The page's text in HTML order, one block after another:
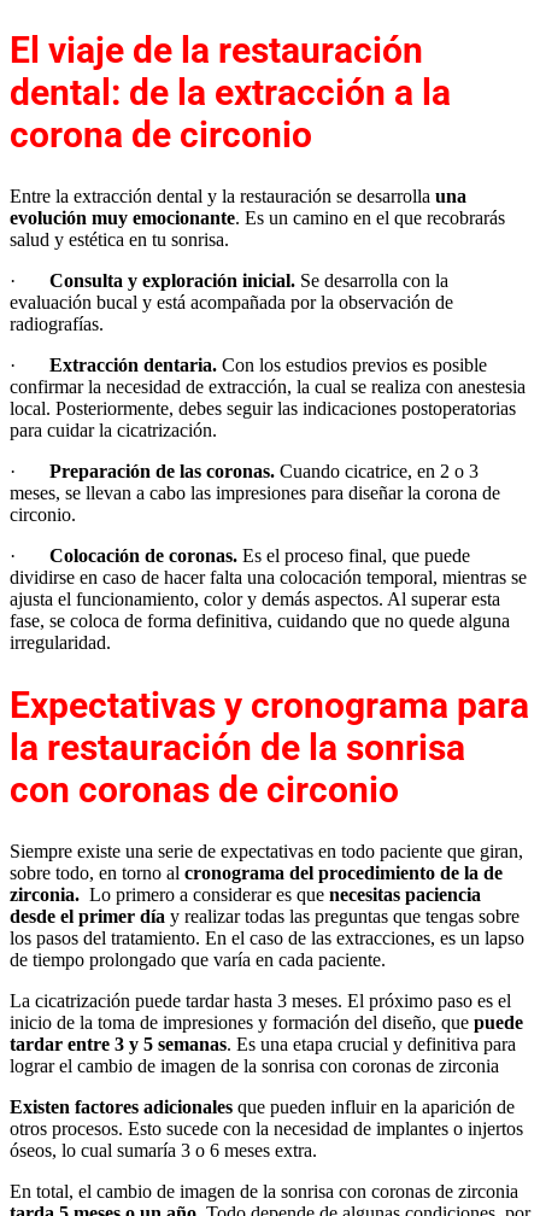
El viaje de la restauración
dental: de la extracción a la
corona de circonio
Entre la extracción dental y la restauración se desarrolla una
evolución muy emocionante. Es un camino en el que recobrarás
salud y estética en tu sonrisa.
· Consulta y exploración inicial. Se desarrolla con la
evaluación bucal y está acompañada por la observación de
radiografías.
· Extracción dentaria. Con los estudios previos es posible
confirmar la necesidad de extracción, la cual se realiza con anestesia
local. Posteriormente, debes seguir las indicaciones postoperatorias
para cuidar la cicatrización.
· Preparación de las coronas. Cuando cicatrice, en 2 o 3
meses, se llevan a cabo las impresiones para diseñar la corona de
circonio.
· Colocación de coronas. Es el proceso final, que puede
dividirse en caso de hacer falta una colocación temporal, mientras se
ajusta el funcionamiento, color y demás aspectos. Al superar esta
fase, se coloca de forma definitiva, cuidando que no quede alguna
irregularidad.
Expectativas y cronograma para
la restauración de la sonrisa
con coronas de circonio
Siempre existe una serie de expectativas en todo paciente que giran,
sobre todo, en torno al cronograma del procedimiento de la de
zirconia. Lo primero a considerar es que necesitas paciencia
desde el primer día y realizar todas las preguntas que tengas sobre
los pasos del tratamiento. En el caso de las extracciones, es un lapso
de tiempo prolongado que varía en cada paciente.
La cicatrización puede tardar hasta 3 meses. El próximo paso es el
inicio de la toma de impresiones y formación del diseño, que puede
tardar entre 3 y 5 semanas. Es una etapa crucial y definitiva para
lograr el cambio de imagen de la sonrisa con coronas de zirconia
Existen factores adicionales que pueden influir en la aparición de
otros procesos. Esto sucede con la necesidad de implantes o injertos
óseos, lo cual sumaría 3 o 6 meses extra.
En total, el cambio de imagen de la sonrisa con coronas de zirconia